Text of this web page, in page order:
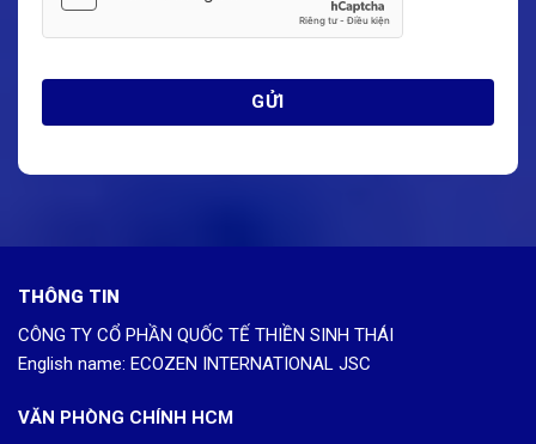
THÔNG TIN
CÔNG TY CỔ PHẦN QUỐC TẾ THIỀN SINH THÁI
English name: ECOZEN INTERNATIONAL JSC
VĂN PHÒNG CHÍNH HCM